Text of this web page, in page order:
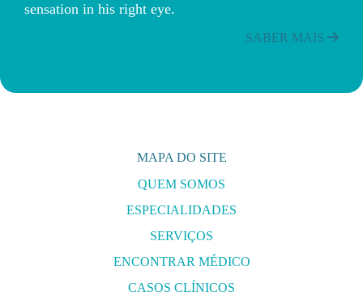
sensation in his right eye.
SABER MAIS
MAPA DO SITE
QUEM SOMOS
ESPECIALIDADES
SERVIÇOS
ENCONTRAR MÉDICO
CASOS CLÍNICOS